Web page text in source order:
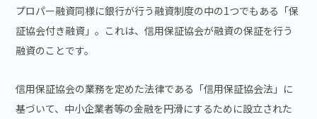
プロパー融資同様に銀行が行う融資制度の中の1つでもある「保
証協会付き融資」。これは、信用保証協会が融資の保証を行う
融資のことです。
信用保証協会の業務を定めた法律である「信用保証協会法」に
基づいて、中小企業者等の金融を円滑にするために設立された